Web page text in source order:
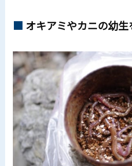
オキアミやカニの幼